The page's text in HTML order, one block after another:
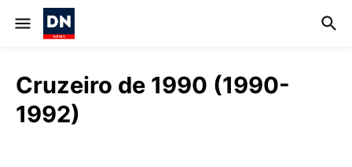
Cruzeiro de 1990 (1990-
1992)